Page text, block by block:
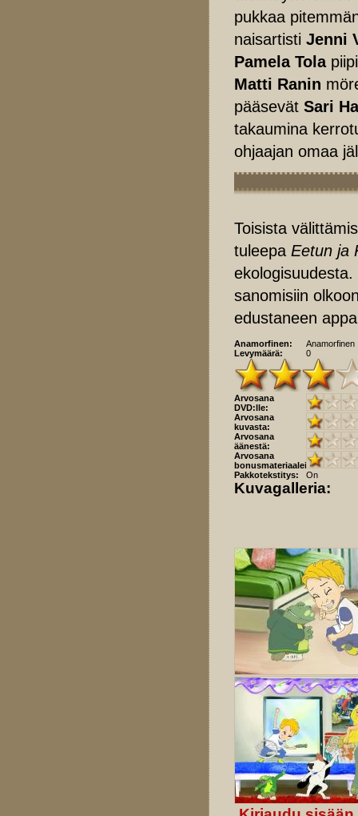
pukkaa
naisartisti Jenni
Pamela Tola
Matti Ranin
pääsevät Sari
takaumina
ohjaajan omaa
Toisista
tuleepa Eetun ja
sanomisiin
edustaneen
Anamorfinen:
Anamorfinen
Levymäärä:
0
Arvosana
DVD:lle:
Arvosana
kuvasta:
Arvosana
äänestä:
Arvosana
bonusmateriaaleista:
Pakkotekstitys:
On
Kuvagalleria: